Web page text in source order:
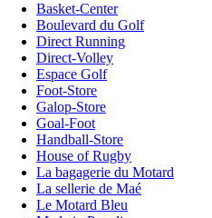
Basket-Center
Boulevard du Golf
Direct Running
Direct-Volley
Espace Golf
Foot-Store
Galop-Store
Goal-Foot
Handball-Store
House of Rugby
La bagagerie du Motard
La sellerie de Maé
Le Motard Bleu